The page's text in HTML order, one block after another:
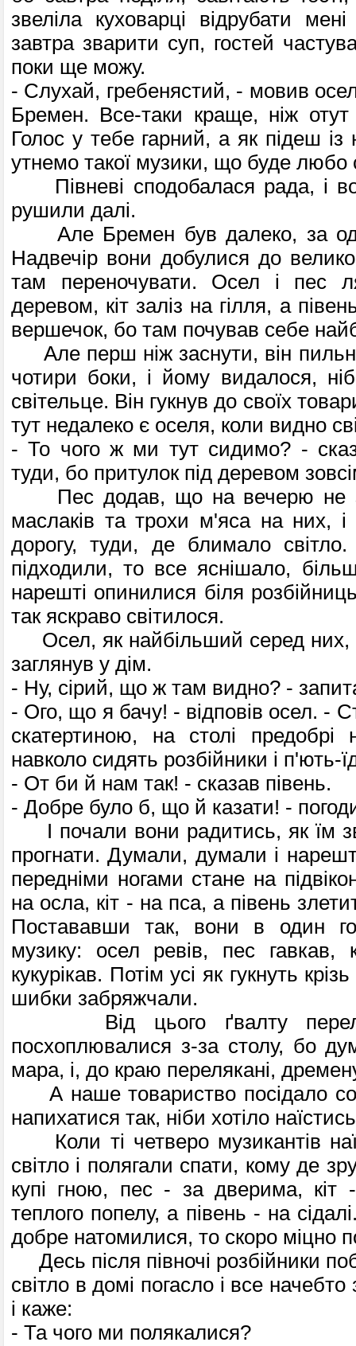
звеліла куховарці відрубати
завтра зварити суп, гостей
поки ще можу.
- Слухай, гребенястий, - мовив
Бремен. Все-таки краще, ніж
Голос у тебе гарний, а як підеш
утнемо такої музики, що буде любо
Півневі сподобалася рада, і
рушили далі.
Але Бремен був далеко, за
Надвечір вони добулися до
там переночувати. Осел і пес
деревом, кіт заліз на гілля, а
вершечок, бо там почував себе
Але перш ніж заснути, він
чотири боки, і йому видалося,
світельце. Він гукнув до своїх
тут недалеко є оселя, коли видно
- То чого ж ми тут сидимо? -
туди, бо притулок під деревом
Пес додав, що на вечерю не
маслаків та трохи м'яса на них,
дорогу, туди, де блимало
підходили, то все яснішало,
нарешті опинилися біля
так яскраво світилося.
Осел, як найбільший серед них,
заглянув у дім.
- Ну, сірий, що ж там видно? -
- Ого, що я бачу! - відповів осел. -
скатертиною, на столі предобрі
навколо сидять розбійники і п'ють-
- От би й нам так! - сказав півень.
- Добре було б, що й казати! -
І почали вони радитись, як їм
прогнати. Думали, думали і
передніми ногами стане на
на осла, кіт - на пса, а півень
Постававши так, вони в один
музику: осел ревів, пес гавкав,
кукурікав. Потім усі як гукнуть
шибки забряжчали.
Від цього ґвалту
посхоплювалися з-за столу, бо
мара, і, до краю перелякані,
А наше товариство посідало
напихатися так, ніби хотіло
Коли ті четверо музикантів
світло і полягали спати, кому де
купі гною, пес - за дверима, кіт
теплого попелу, а півень - на
добре натомилися, то скоро міцно
Десь після півночі розбійники
світло в домі погасло і все
і каже:
- Та чого ми полякалися?